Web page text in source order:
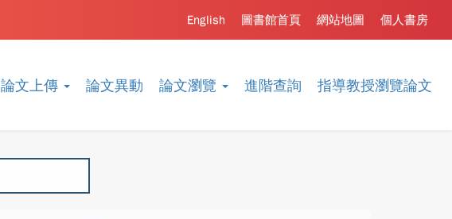
論文上傳 論文異動 論文瀏覽 進階查詢 指導教授瀏覽論文
個人書房
網站地圖
圖書館首頁
English